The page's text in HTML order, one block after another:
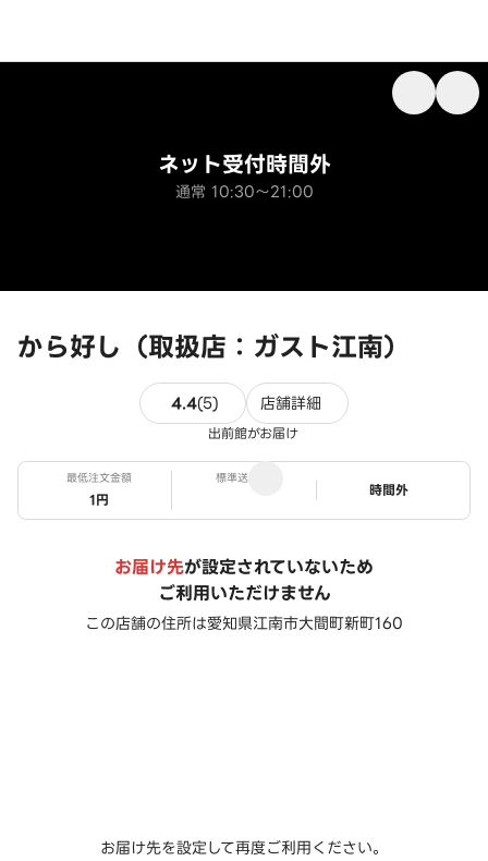
から好し（取扱店：ガスト江南）
ネット受付時間外
通常 10:30～21:00
4.4(5) 5件のレビュー
店舗詳細
出前館がお届け
最低注文金額
1円
標準送料
ステータス
時間外
お届け先が設定されていないため
ご利用いただけません
この店舗の住所は愛知県江南市大間町新町160
お届け先を設定して再度ご利用ください。